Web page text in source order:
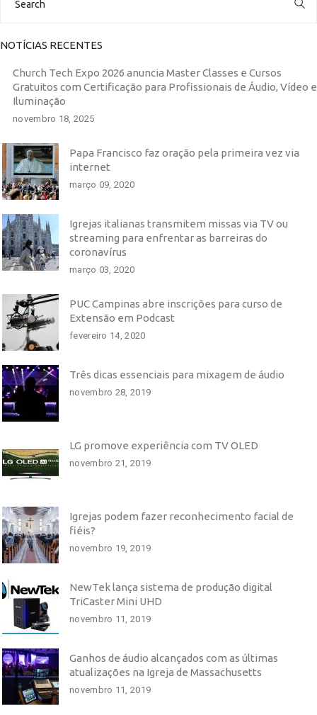
NOTÍCIAS RECENTES
Church Tech Expo 2026 anuncia Master Classes e Cursos
Gratuitos com Certificação para Profissionais de Áudio, Vídeo e
Iluminação
novembro 18, 2025
Papa Francisco faz oração pela primeira vez via
internet
março 09, 2020
Igrejas italianas transmitem missas via TV ou
streaming para enfrentar as barreiras do
coronavírus
março 03, 2020
PUC Campinas abre inscrições para curso de
Extensão em Podcast
fevereiro 14, 2020
Três dicas essenciais para mixagem de áudio
novembro 28, 2019
LG promove experiência com TV OLED
novembro 21, 2019
Igrejas podem fazer reconhecimento facial de
fiéis?
novembro 19, 2019
NewTek lança sistema de produção digital
TriCaster Mini UHD
novembro 11, 2019
Ganhos de áudio alcançados com as últimas
atualizações na Igreja de Massachusetts
novembro 11, 2019